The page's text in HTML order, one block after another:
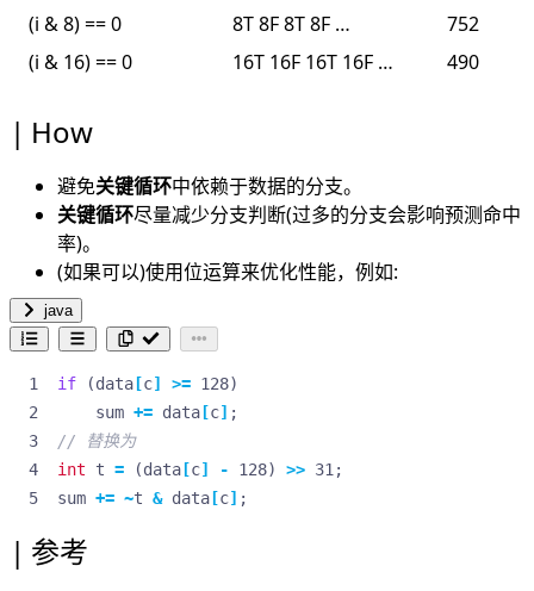
(i & 8) == 0
8T 8F 8T 8F …
752
(i & 16) == 0
16T 16F 16T 16F … 490
How
避免关键循环中依赖于数据的分支。
关键循环尽量减少分支判断(过多的分支会影响预测命中
率)。
(如果可以)使用位运算来优化性能，例如:
java
if (data [c] >= 128)
sum += data [c] ;
// 替换为
int
t = (data [c] - 128) >> 31 ;
sum += ~t & data [c] ;
参考